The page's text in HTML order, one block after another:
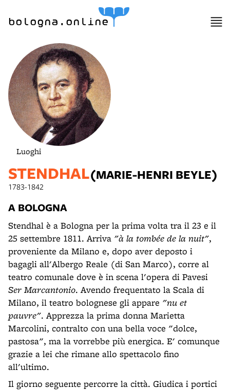
bologna.online
Luoghi
STENDHAL(MARIE-HENRI BEYLE)
1783-1842
A BOLOGNA
Stendhal è a Bologna per la prima volta tra il 23 e il
25 settembre 1811. Arriva "à la tombée de la nuit",
proveniente da Milano e, dopo aver deposto i
bagagli all'Albergo Reale (di San Marco), corre al
teatro comunale dove è in scena l'opera di Pavesi
Ser Marcantonio. Avendo frequentato la Scala di
Milano, il teatro bolognese gli appare "nu et
pauvre". Apprezza la prima donna Marietta
Marcolini, contralto con una bella voce "dolce,
pastosa", ma la vorrebbe più energica. E' comunque
grazie a lei che rimane allo spettacolo fino
all'ultimo.
Il giorno seguente percorre la città. Giudica i portici